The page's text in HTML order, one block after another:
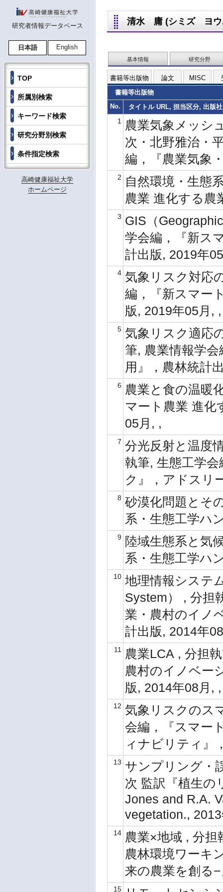
研究者情報データベース
日本語 English
TOP
所属別検索
キーワード検索
研究分野別検索
条件指定検索
高崎健康福祉大学
ホームページ
清水 庸 (シミズ ヨウ
基本情報 研究分野
書籍等出版物 論文 MISC
書籍等出版物
No.
タイトル URL, 担当区分, 出版
1
農業気象メッシ
次・北野雅治・
編，『農業気象
2
自然環境・生態
農業 進化する
3 GIS（
学会編，『新ス
計出版, 2019年
4 気象リスク対応
編，『新スマー
版, 2019年05月
5 気象リスク適応
筆, 農業情報学
用』，農林統計
6
農業と食の温暖
マート農業 進化
05月, ,
7 分光反射と温度
執筆, 生態工学
ク』，アドスリ
8 砂漠化問題とそ
系・生態工学ハ
9 陸域生態系と気
系・生態工学ハ
10 地理情報システ
System） , 分担
業・農村のイノ
計出版, 2014年
11
農業LCA , 分担
農村のイノベー
版, 2014年08月
12 気象リスクのス
会編，『スマー
ィナビリティ』
13 サンプリング・
次 監訳『植生の
Jones and R.A.
vegetation.,
14 農業×地域 , 分
農林環境ワーキ
来の農業を創る
15